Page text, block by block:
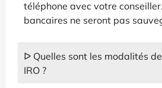
téléphone avec votre
bancaires ne seront pas
ᐅ Quelles sont les modalités
IRO ?